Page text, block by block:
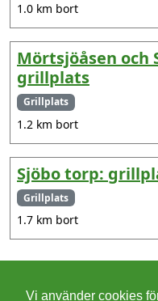
1.0 km bort
Mörtsjöåsen och
grillplats
Grillplats
1.2 km bort
Sjöbo torp:
Grillplats
1.7 km bort
Vi använder cookies